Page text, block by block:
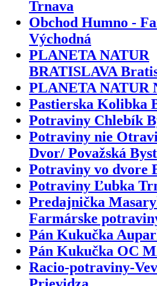
Trnava
Obchod Humno -
Východná
PLANETA NATUR
BRATISLAVA
PLANETA NATUR
Pastierska Kolibka
Potraviny Chlebík
Potraviny nie
Dvor/ Považská
Potraviny vo dvore
Potraviny Ľubka
Predajnička
Farmárske
Pán Kukučka
Pán Kukučka OC
Racio-potraviny-